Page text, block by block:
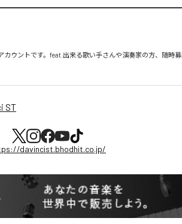
カウントです。feat.出来る歌い手さんや演奏家の方、随時
ST
davincist.bhodhit.co.jp/